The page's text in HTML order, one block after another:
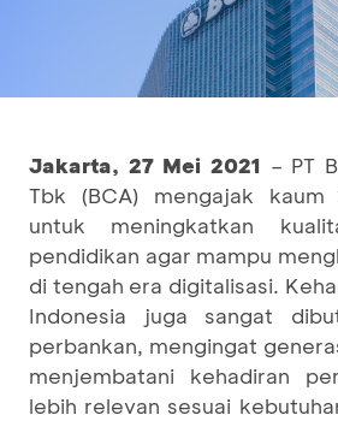
Jakarta, 27 Mei 2021 – PT
Tbk (BCA) mengajak kaum
untuk meningkatkan
pendidikan agar mampu
di tengah era digitalisasi.
Indonesia juga sangat
perbankan, mengingat
menjembatani kehadiran
lebih relevan sesuai